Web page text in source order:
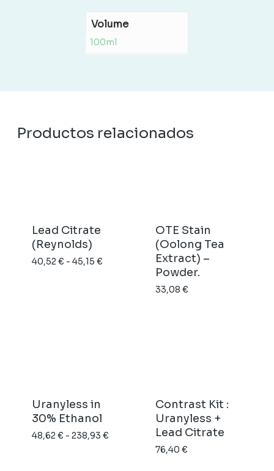
Volume
100ml
Productos relacionados
Lead Citrate
(Reynolds)
40,52 € - 45,15 €Rango
OTE Stain
(Oolong Tea
Extract) –
Powder.
33,08 €
Uranyless in
30% Ethanol
48,62 € - 238,93 €Rango
Contrast Kit :
Uranyless +
Lead Citrate
76,40 €